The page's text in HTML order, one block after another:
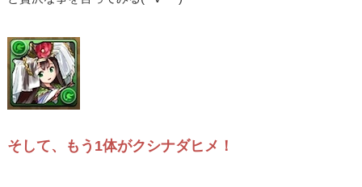
そして、もう1体がクシナダヒメ！